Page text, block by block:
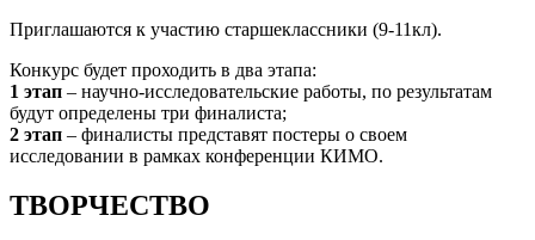
Приглашаются к участию старшеклассники (9-11кл).
Конкурс будет проходить в два этапа:
1 этап – научно-исследовательские работы, по результатам
будут определены три финалиста;
2 этап – финалисты представят постеры о своем
исследовании в рамках конференции КИМО.
ТВОРЧЕСТВО